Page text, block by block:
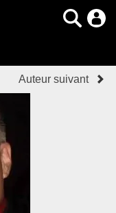
Auteur suivant